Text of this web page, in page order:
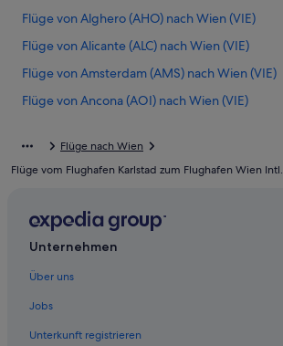
Flüge von Alghero (AHO) nach Wien (VIE)
Flüge von Alicante (ALC) nach Wien (VIE)
Flüge von Amsterdam (AMS) nach Wien (VIE)
Flüge von Ancona (AOI) nach Wien (VIE)
Flüge von Bukarest (BBU) nach Wien (VIE)
Flüge von Belgrad (BEG) nach Wien (VIE)
Flüge nach Wien
Flüge vom Flughafen Karlstad zum Flughafen Wien Intl.
Unternehmen
Über uns
Jobs
Unterkunft registrieren